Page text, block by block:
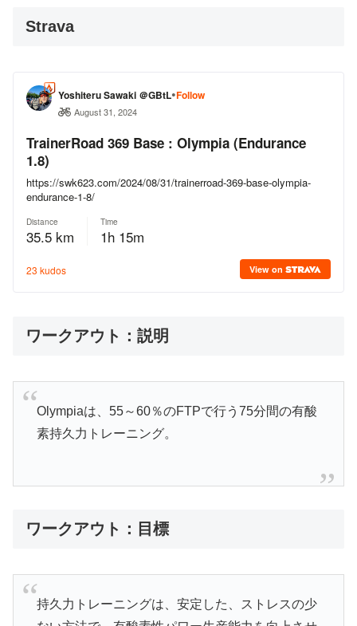
Strava
ワークアウト：説明
Olympiaは、55～60％のFTPで行う75分間の有酸
素持久力トレーニング。
ワークアウト：目標
持久力トレーニングは、安定した、ストレスの少